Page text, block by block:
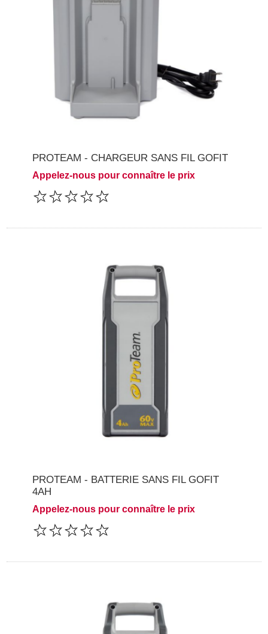
PROTEAM - CHARGEUR SANS FIL GOFIT
Appelez-nous pour connaître le prix
PROTEAM - BATTERIE SANS FIL GOFIT
4AH
Appelez-nous pour connaître le prix